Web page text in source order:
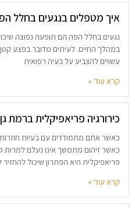
איך מטפלים בנגעים בחלל
נגעים בחלל הפה הם תופעה נפוצה
במהלך החיים. לעיתים מדובר בפצע
עשויים להצביע על בעיה רפואית
קרא עוד »
כירורגיה פריאפיקלית ברמת גן
כאשר אתם מתמודדים עם בעיות חוזרות
כאשר זיהום מתמשך אינו נעלם למרות
פריאפיקלית היא הפתרון שיכול להחזיר
קרא עוד »